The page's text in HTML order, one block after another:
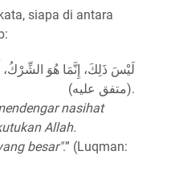
siapa di antara
لَيْسَ ذَلِكَ، إِنَّمَا هُوَ
(متفق عليه).
nasihat
Allah.
besar".” (Luqman: